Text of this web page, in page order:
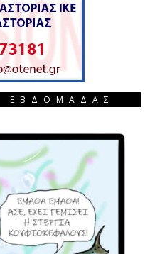
ΕΒΔΟΜΑΔΑΣ